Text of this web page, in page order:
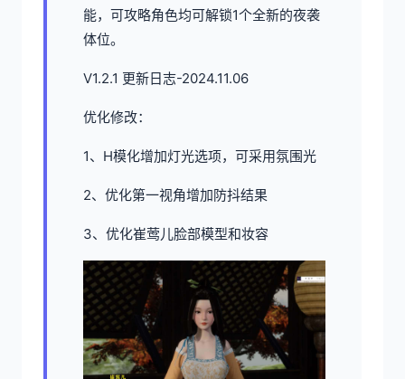
能，可攻略角色均可解锁1个全新的夜袭
体位。
V1.2.1 更新日志-2024.11.06
优化修改：
1、H模化增加灯光选项，可采用氛围光
2、优化第一视角增加防抖结果
3、优化崔莺儿脸部模型和妆容